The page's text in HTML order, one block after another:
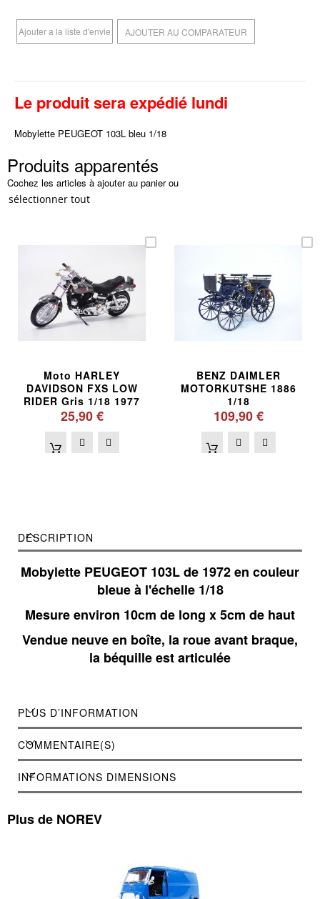
Ajouter a la liste d'envie AJOUTER AU COMPARATEUR
Le produit sera expédié lundi
Mobylette PEUGEOT 103L bleu 1/18
Produits apparentés
Cochez les articles à ajouter au panier ou
sélectionner tout
Moto HARLEY
DAVIDSON FXS LOW
RIDER Gris 1/18 1977
25,90 €
BENZ DAIMLER
MOTORKUTSHE 1886
1/18
109,90 €
DESCRIPTION
Mobylette PEUGEOT 103L de 1972 en couleur
bleue à l'échelle 1/18
Mesure environ 10cm de long x 5cm de haut
Vendue neuve en boîte, la roue avant braque,
la béquille est articulée
PLUS D’INFORMATION
COMMENTAIRE(S)
INFORMATIONS DIMENSIONS
Plus de NOREV